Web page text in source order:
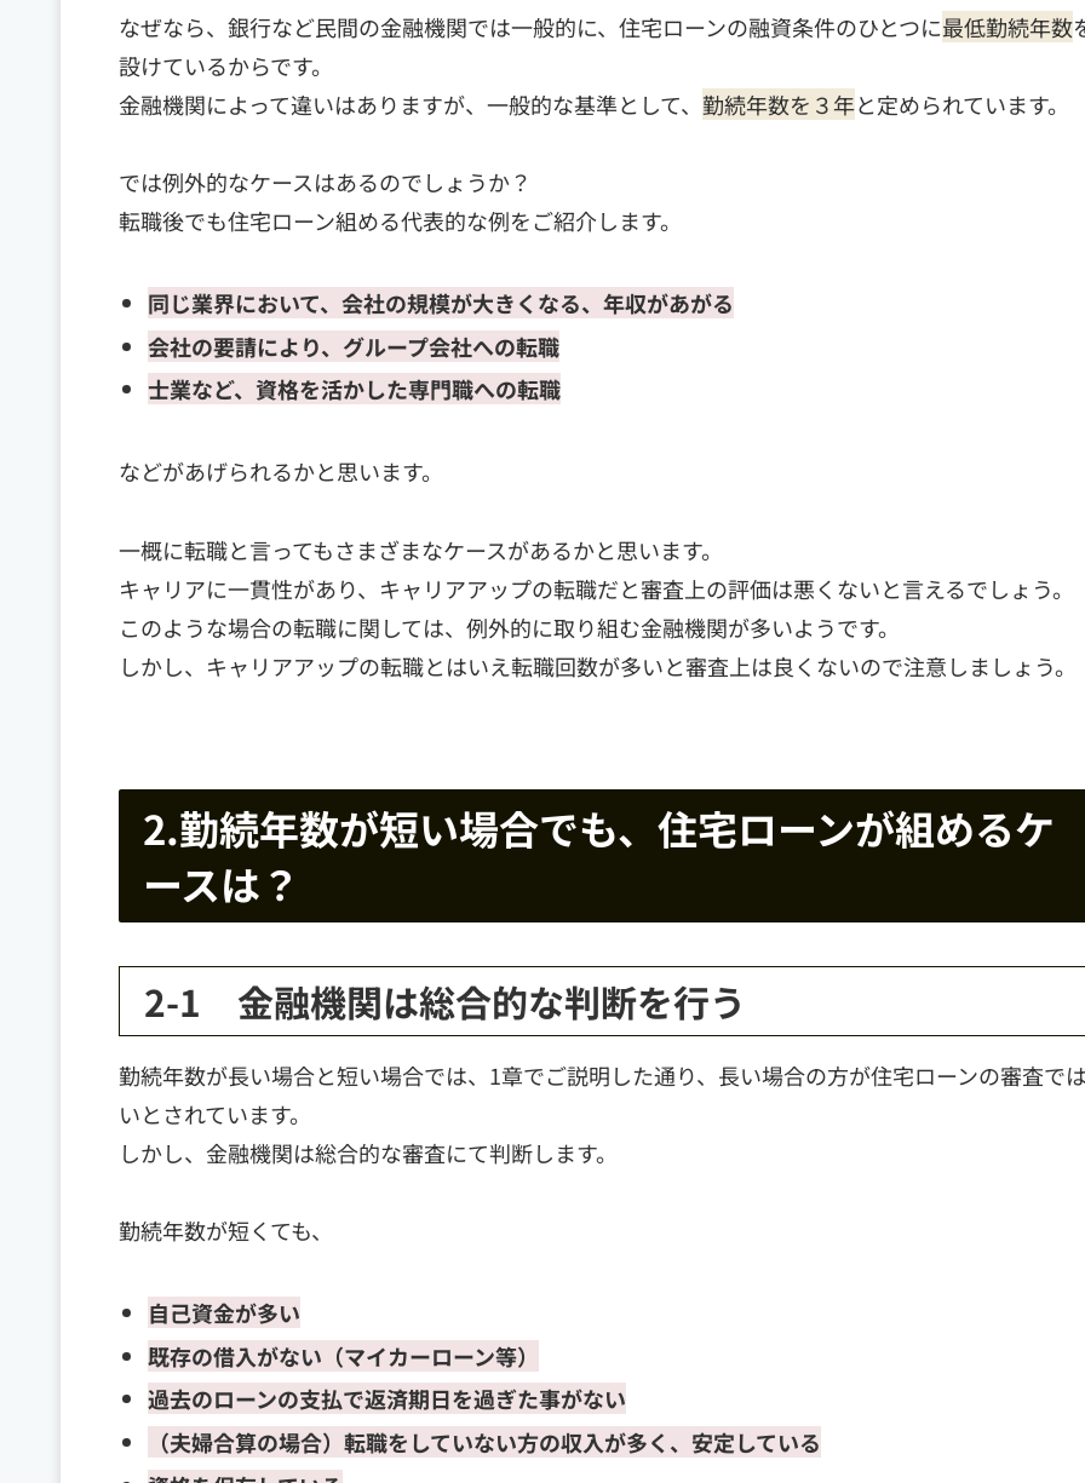
なぜなら、銀行など民間の金融機関では一般的に、住宅ローンの融資条件のひとつに最低勤続年数
設けているからです。
金融機関によって違いはありますが、一般的な基準として、 勤続年数を３年と定められています。
では例外的なケースはあるのでしょうか？
転職後でも住宅ローン組める代表的な例をご紹介します。
同じ業界において、会社の規模が大きくなる、年収があがる
会社の要請により、グループ会社への転職
士業など、資格を活かした専門職への転職
などがあげられるかと思います。
一概に転職と言ってもさまざまなケースがあるかと思います。
キャリアに一貫性があり、キャリアアップの転職だと審査上の評価は悪くないと言えるでしょう。
このような場合の転職に関しては、例外的に取り組む金融機関が多いようです。
しかし、キャリアアップの転職とはいえ転職回数が多いと審査上は良くないので注意しましょう。
2.勤続年数が短い場合でも、住宅ローンが組めるケ
ースは？
2-1 金融機関は総合的な判断を行う
勤続年数が長い場合と短い場合では、1章でご説明した通り、長い場合の方が住宅ローンの審査で
いとされています。
しかし、金融機関は総合的な審査にて判断します。
勤続年数が短くても、
自己資金が多い
既存の借入がない（マイカーローン等）
過去のローンの支払で返済期日を過ぎた事がない
（夫婦合算の場合）転職をしていない方の収入が多く、安定している